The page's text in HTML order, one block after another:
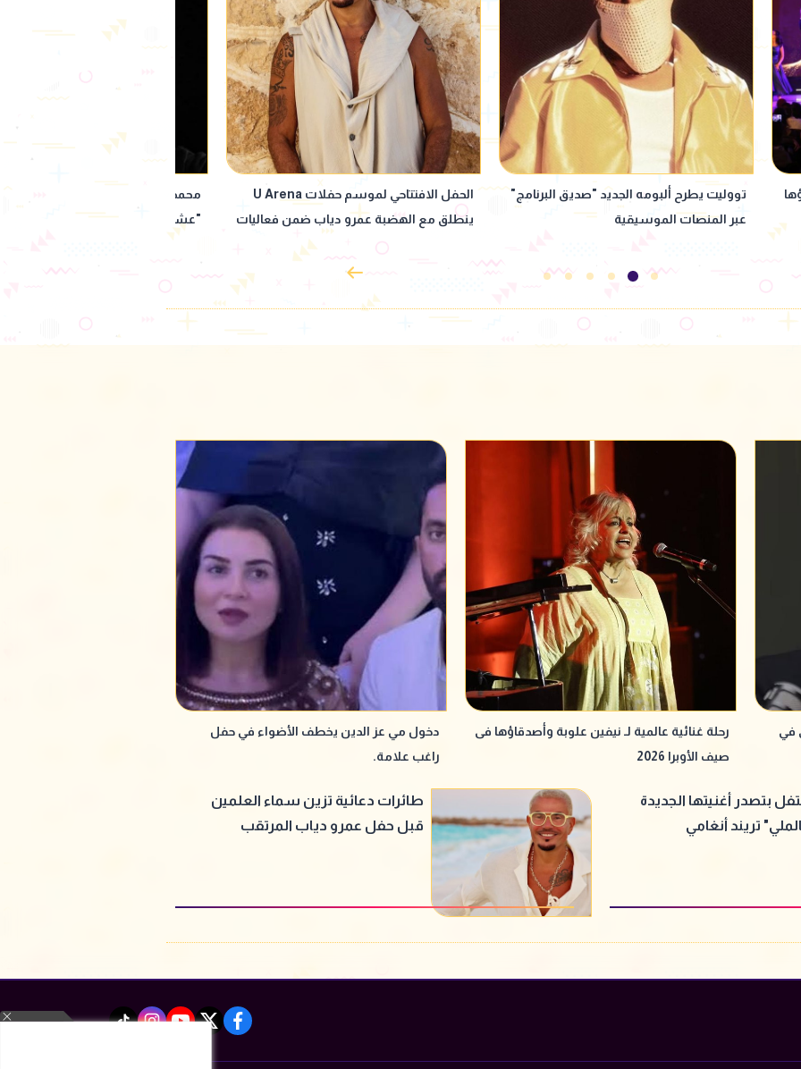
الحفل الافتتاحي لموسم حفلات U Arena
ينطلق مع الهضبة عمرو دياب ضمن فعاليات
محمد رمضان يحمّس جمهوره لمسلسل
"عشماوي" في رمضان 2027
بعد نجاحها في "فهد البطل"..
تعود بدور الفتاة الشعبية في فيلم
التاني"
في
رحلة غنائية عالمية لـ نيفين علوبة وأصدقاؤها فى
صيف الأوبرا 2026
دخول مي عز الدين يخطف الأضواء في حفل
راغب علامة.
بتصدر أغنيتها الجديدة
تريند أنغامي
طائرات دعائية تزين سماء العلمين
قبل حفل عمرو دياب المرتقب
facebook